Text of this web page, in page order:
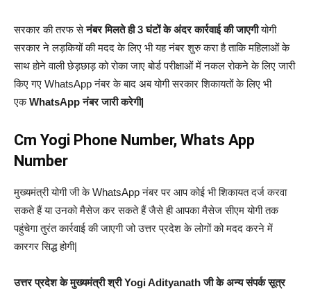
सरकार की तरफ सेनंबर मिलते ही 3 घंटों के अंदर कार्रवाई की जाएगीयोगी
सरकार ने लड़कियों की मदद के लिए भी यह नंबर शुरु करा है ताकि महिलाओं के
साथ होने वाली छेड़छाड़ को रोका जाए बोर्ड परीक्षाओं में नकल रोकने के लिए जारी
किए गए WhatsApp नंबर के बाद अब योगी सरकार शिकायतों के लिए भी
एकWhatsApp नंबर जारी करेगी|
Cm Yogi Phone Number, Whats App
Number
मुख्यमंत्री योगी जी के WhatsApp नंबर पर आप कोई भी शिकायत दर्ज करवा
सकते हैं या उनको मैसेज कर सकते हैं जैसे ही आपका मैसेज सीएम योगी तक
पहुंचेगा तुरंत कार्रवाई की जाएगी जो उत्तर प्रदेश के लोगों को मदद करने में
कारगर सिद्ध होगी|
उत्तर प्रदेश के मुख्यमंत्री श्री Yogi Adityanath जी के अन्य संपर्क सूत्र